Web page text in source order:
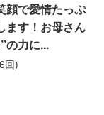
せん
顔で愛情たっぷ
ます！お母さん
の力に...
回)